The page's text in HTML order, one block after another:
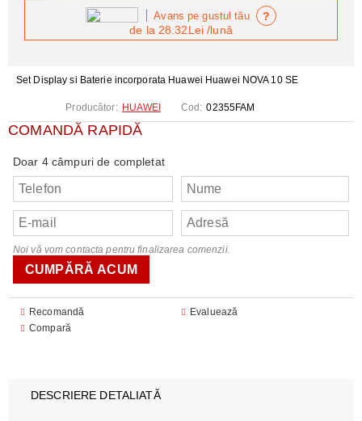
Set Display si Baterie incorporata Huawei Huawei NOVA 10 SE
Producător: HUAWEI Cod: 02355FAM
COMANDĂ RAPIDĂ
Doar 4 câmpuri de completat
Noi vă vom contacta pentru finalizarea comenzii.
Recomandă
Evaluează
Compară
de la 28.32Lei/lună
Avans pe gustul tău ?
DESCRIERE DETALIATĂ